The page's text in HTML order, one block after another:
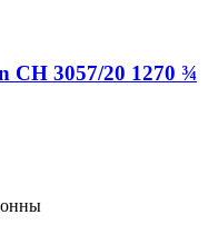
CH 3057/20 1270 ¾